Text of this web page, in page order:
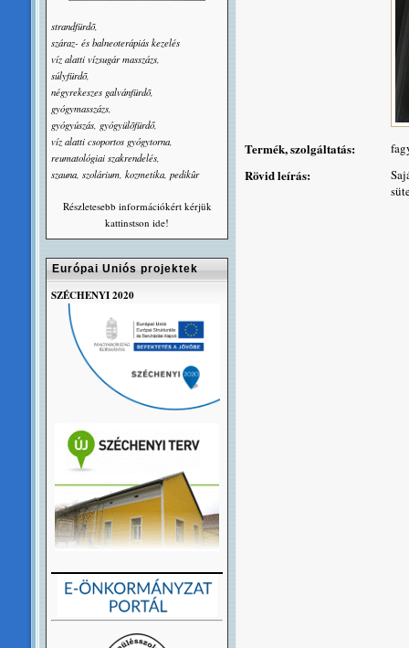
Termék, szolgáltatás:
Rövid leírás:
strandfürdõ,
száraz- és balneoterápiás kezelés
víz alatti vízsugár masszázs,
súlyfürdõ,
négyrekeszes galvánfürdõ,
gyógymasszázs,
gyógyúszás, gyógyülõfürdő,
víz alatti csoportos gyógytorna,
reumatológiai szakrendelés,
szauna, szolárium, kozmetika, pedikûr
Részletesebb információkért kérjük
kattinstson ide!
Európai Uniós projektek
SZÉCHENYI 2020